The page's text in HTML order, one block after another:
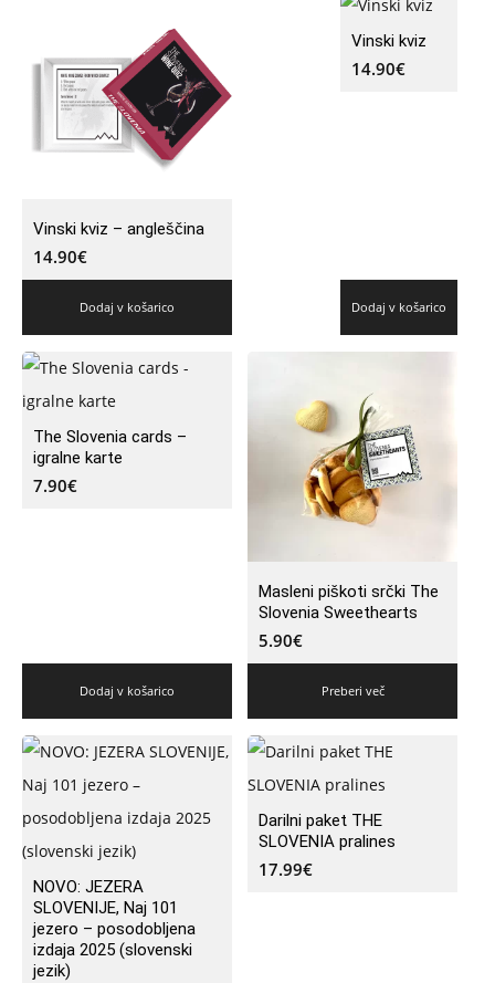
Vinski kviz – angleščina
14.90€
Dodaj v košarico
Vinski kviz
14.90€
Dodaj v košarico
The Slovenia cards –
igralne karte
7.90€
Dodaj v košarico
Masleni piškoti srčki The
Slovenia Sweethearts
5.90€
Preberi več
NOVO: JEZERA
SLOVENIJE, Naj 101
jezero – posodobljena
izdaja 2025 (slovenski
jezik)
Darilni paket THE
SLOVENIA pralines
17.99€